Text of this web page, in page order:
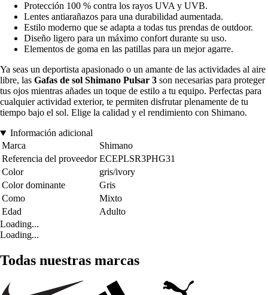
Protección 100 % contra los rayos UVA y UVB.
Lentes antiarañazos para una durabilidad aumentada.
Estilo moderno que se adapta a todas tus prendas de outdoor.
Diseño ligero para un máximo confort durante su uso.
Elementos de goma en las patillas para un mejor agarre.
Ya seas un deportista apasionado o un amante de las actividades al aire
libre, las Gafas de sol Shimano Pulsar 3 son necesarias para proteger
tus ojos mientras añades un toque de estilo a tu equipo. Perfectas para
cualquier actividad exterior, te permiten disfrutar plenamente de tu
tiempo bajo el sol. Elige la calidad y el rendimiento con Shimano.
Información adicional
Marca
Shimano
Referencia del proveedor ECEPLSR3PHG31
Color
gris/ivory
Color dominante
Gris
Como
Mixto
Edad
Adulto
Loading...
Loading...
Todas nuestras marcas